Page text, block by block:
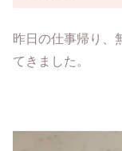
昨日の仕事帰り、
てきました。